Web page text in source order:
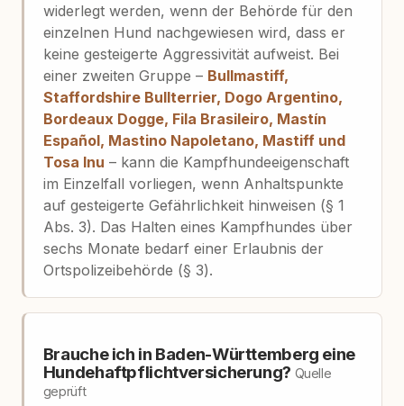
widerlegt werden, wenn der Behörde für den
einzelnen Hund nachgewiesen wird, dass er
keine gesteigerte Aggressivität aufweist. Bei
einer zweiten Gruppe – Bullmastiff,
Staffordshire Bullterrier, Dogo Argentino,
Bordeaux Dogge, Fila Brasileiro, Mastín
Español, Mastino Napoletano, Mastiff und
Tosa Inu – kann die Kampfhundeeigenschaft
im Einzelfall vorliegen, wenn Anhaltspunkte
auf gesteigerte Gefährlichkeit hinweisen (§ 1
Abs. 3). Das Halten eines Kampfhundes über
sechs Monate bedarf einer Erlaubnis der
Ortspolizeibehörde (§ 3).
Brauche ich in Baden-Württemberg eine
Hundehaftpflichtversicherung? Quelle
geprüft